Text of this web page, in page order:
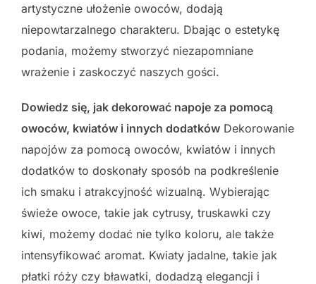
artystyczne ułożenie owoców, dodają
niepowtarzalnego charakteru. Dbając o estetykę
podania, możemy stworzyć niezapomniane
wrażenie i zaskoczyć naszych gości.
Dowiedz się, jak dekorować napoje za pomocą
owoców, kwiatów i innych dodatków Dekorowanie
napojów za pomocą owoców, kwiatów i innych
dodatków to doskonały sposób na podkreślenie
ich smaku i atrakcyjność wizualną. Wybierając
świeże owoce, takie jak cytrusy, truskawki czy
kiwi, możemy dodać nie tylko koloru, ale także
intensyfikować aromat. Kwiaty jadalne, takie jak
płatki róży czy bławatki, dodadzą elegancji i